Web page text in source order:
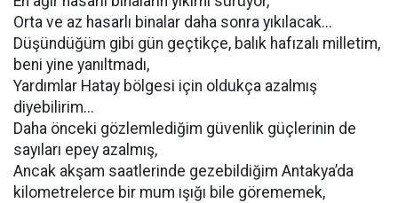
Orta ve az hasarlı binalar daha sonra yıkılacak...
Düşündüğüm gibi gün geçtikçe, balık hafızalı milletim,
beni yine yanıltmadı,
Yardımlar Hatay bölgesi için oldukça azalmış
diyebilirim...
Daha önceki gözlemlediğim güvenlik güçlerinin de
sayıları epey azalmış,
Ancak akşam saatlerinde gezebildiğim Antakya’da
kilometrelerce bir mum ışığı bile görememek,